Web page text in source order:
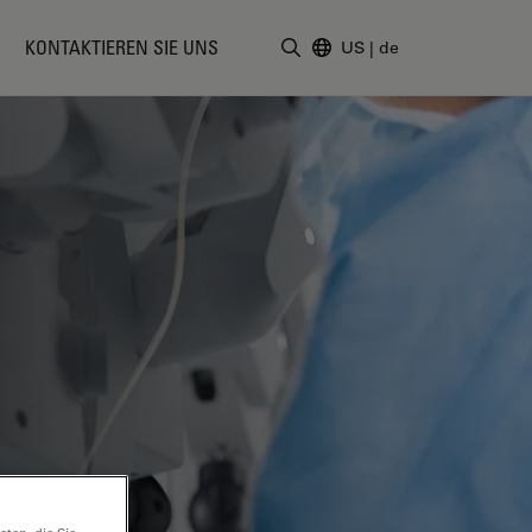
KONTAKTIEREN SIE UNS US | de